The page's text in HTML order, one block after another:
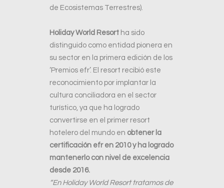
de Ecosistemas Terrestres).
Holiday World Resort ha sido
distinguido como entidad pionera en
su sector en la primera edición de los
‘Premios efr’. El resort recibió este
reconocimiento por implantar la
cultura conciliadora en el sector
turístico, ya que ha logrado
convertirse en el primer resort
hotelero del mundo en obtener la
certificación efr en 2010 y ha logrado
mantenerlo con nivel de excelencia
desde 2016.
“En Holiday World Resort tratamos de